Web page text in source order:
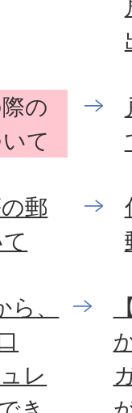
の
て
郵
、
レ